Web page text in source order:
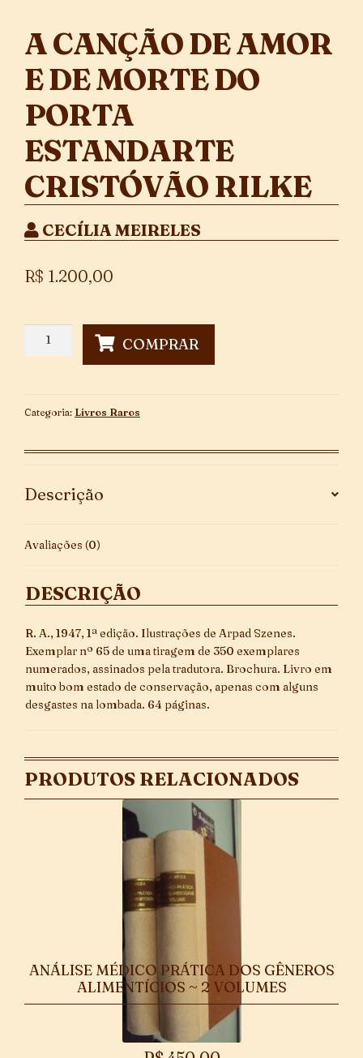
A CANÇÃO DE AMOR
E DE MORTE DO
PORTA
ESTANDARTE
CRISTÓVÃO RILKE
CECÍLIA MEIRELES
R$ 1.200,00
do
Estandarte
quantidade
COMPRAR
Categoria: Livros Raros
Descrição
Avaliações (0)
DESCRIÇÃO
R. A., 1947, 1ª edição. Ilustrações de Arpad Szenes.
Exemplar nº 65 de uma tiragem de 350 exemplares
numerados, assinados pela tradutora. Brochura. Livro em
muito bom estado de conservação, apenas com alguns
desgastes na lombada. 64 páginas.
PRODUTOS RELACIONADOS
ANÁLISE MÉDICO PRÁTICA DOS GÊNEROS
ALIMENTÍCIOS ~ 2 VOLUMES